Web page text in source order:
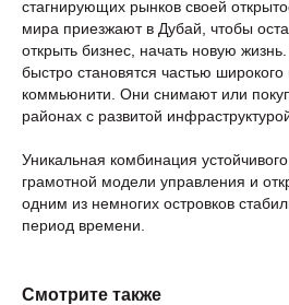
стагнирующих рынков своей
мира приезжают в Дубай, чтобы
открыть бизнес, начать новую
быстро становятся частью
коммьюнити. Они снимают или
районах с развитой
Уникальная комбинация
грамотной модели управления и
одним из немногих островков
период времени.
Смотрите также